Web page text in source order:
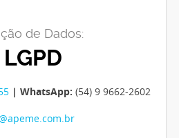
de Dados:
| WhatsApp: (54) 9 9662-2602